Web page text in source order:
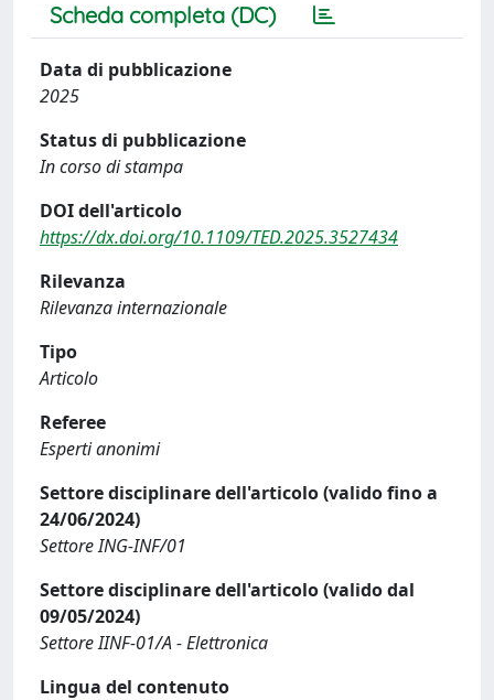
Scheda completa (DC)
Data di pubblicazione
2025
Status di pubblicazione
In corso di stampa
DOI dell'articolo
https://dx.doi.org/10.1109/TED.2025.3527434
Rilevanza
Rilevanza internazionale
Tipo
Articolo
Referee
Esperti anonimi
Settore disciplinare dell'articolo (valido fino a
24/06/2024)
Settore ING-INF/01
Settore disciplinare dell'articolo (valido dal
09/05/2024)
Settore IINF-01/A - Elettronica
Lingua del contenuto